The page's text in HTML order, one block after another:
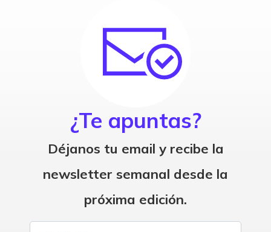
¿Te apuntas?
Déjanos tu email y recibe la
newsletter semanal desde la
próxima edición.